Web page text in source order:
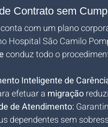
Contrato sem
com um plano
Hospital São Camilo
conduz todo o
Inteligente de
efetuar a migração
de Atendimento:
dependentes sem